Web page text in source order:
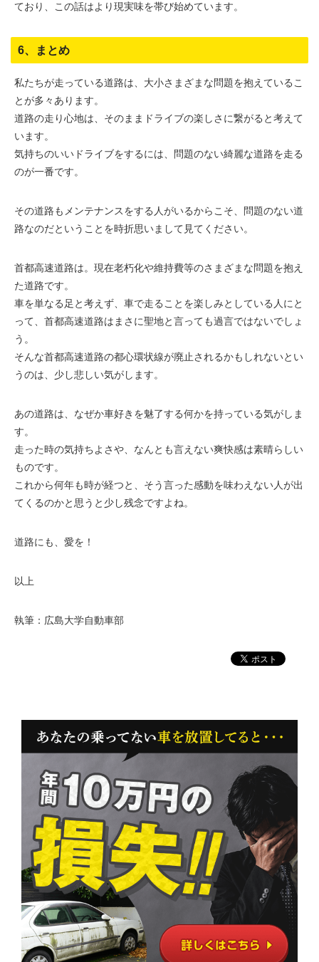
ており、この話はより現実味を帯び始めています。
6、まとめ
私たちが走っている道路は、大小さまざまな問題を抱えているこ
とが多々あります。
道路の走り心地は、そのままドライブの楽しさに繋がると考えて
います。
気持ちのいいドライブをするには、問題のない綺麗な道路を走る
のが一番です。
その道路もメンテナンスをする人がいるからこそ、問題のない道
路なのだということを時折思いまして見てください。
首都高速道路は。現在老朽化や維持費等のさまざまな問題を抱え
た道路です。
車を単なる足と考えず、車で走ることを楽しみとしている人にと
って、首都高速道路はまさに聖地と言っても過言ではないでしょ
う。
そんな首都高速道路の都心環状線が廃止されるかもしれないとい
うのは、少し悲しい気がします。
あの道路は、なぜか車好きを魅了する何かを持っている気がしま
す。
走った時の気持ちよさや、なんとも言えない爽快感は素晴らしい
ものです。
これから何年も時が経つと、そう言った感動を味わえない人が出
てくるのかと思うと少し残念ですよね。
道路にも、愛を！
以上
執筆：広島大学自動車部